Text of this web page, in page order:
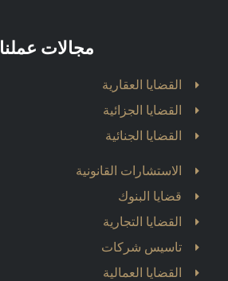
مجالات عملنا
القضايا العقارية
القضايا الجزائية
القضايا الجنائية
الاستشارات القانونية
قضايا البنوك
القضايا التجارية
تاسيس شركات
القضايا العمالية